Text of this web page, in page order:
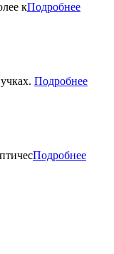
кПодробнее
Подробнее
Подробнее